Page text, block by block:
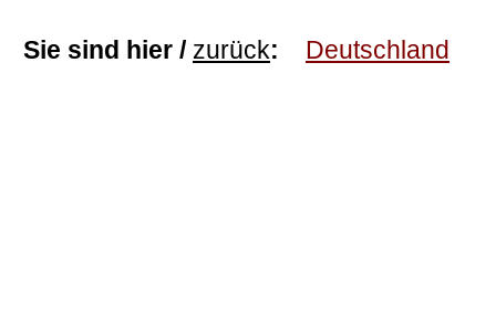
Sie sind hier / zurück: Deutschland